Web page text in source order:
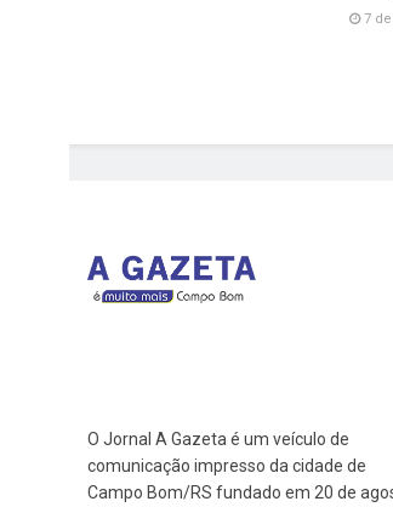
7 de
O Jornal A Gazeta é um veículo de
comunicação impresso da cidade de
Campo Bom/RS fundado em 20 de